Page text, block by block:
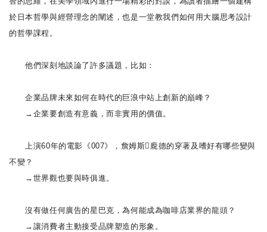
於日本哲學與經營理念的闡述，也是一堂教我們如何用大腦思考設計
的哲學課程。
他們深刻地談論了許多議題，比如：
企業品牌未來如何在時代的巨浪中站上創新的巔峰？
→企業要創造有意義，而非實用的價值。
上演60年的電影《007》，詹姆斯龐德的穿著及嗜好有哪些變與
不變？
→世界觀也要與時俱進。
沒有做任何廣告的星巴克，為何能成為咖啡店業界的龍頭？
→讓消費者主動接受品牌塑造的形象。